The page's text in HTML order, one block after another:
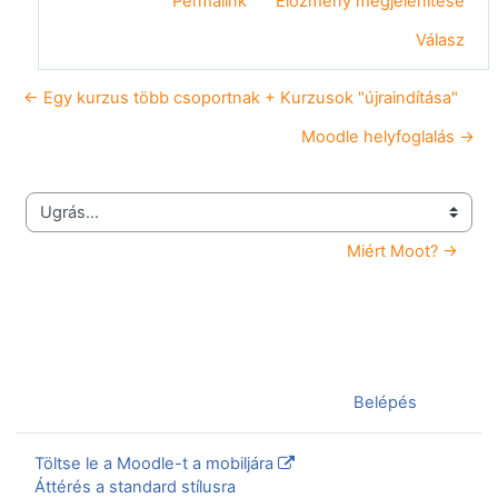
Válasz
← Egy kurzus több csoportnak + Kurzusok "újraindítása"
Moodle helyfoglalás →
Ugrás...
Miért Moot? →
Belépés
Töltse le a Moodle-t a mobiljára
Áttérés a standard stílusra